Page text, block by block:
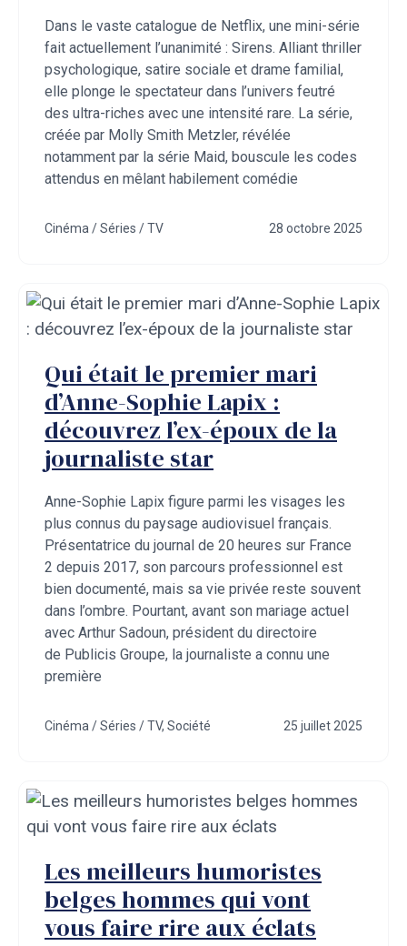
Dans le vaste catalogue de Netflix, une mini-série
fait actuellement l’unanimité : Sirens. Alliant thriller
psychologique, satire sociale et drame familial,
elle plonge le spectateur dans l’univers feutré
des ultra-riches avec une intensité rare. La série,
créée par Molly Smith Metzler, révélée
notamment par la série Maid, bouscule les codes
attendus en mêlant habilement comédie
Cinéma / Séries / TV 28 octobre 2025
Qui était le premier mari
d’Anne-Sophie Lapix :
découvrez l’ex-époux de la
journaliste star
Anne-Sophie Lapix figure parmi les visages les
plus connus du paysage audiovisuel français.
Présentatrice du journal de 20 heures sur France
2 depuis 2017, son parcours professionnel est
bien documenté, mais sa vie privée reste souvent
dans l’ombre. Pourtant, avant son mariage actuel
avec Arthur Sadoun, président du directoire
de Publicis Groupe, la journaliste a connu une
première
Cinéma / Séries / TV, Société 25 juillet 2025
Les meilleurs humoristes
belges hommes qui vont
vous faire rire aux éclats